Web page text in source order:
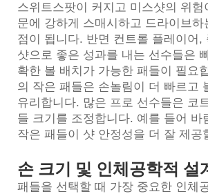
스위트스팟이 커지고 미스샷의 위험
문에 강하게 스매시하고 드라이브하
점이 됩니다. 반면 컨트롤 플레이어,
샷으로 좋은 성과를 내는 선수들은
확한 볼 배치가 가능한 패들이 필요
의 작은 패들은 손놀림이 더 빠르고
유리합니다. 많은 프로 선수들은 코
들 크기를 조정합니다. 예를 들어 바
작은 패들이 샷 안정성을 더 잘 제공
손 크기 및 인체공학적 설
패들을 선택할 때 가장 중요한 인체